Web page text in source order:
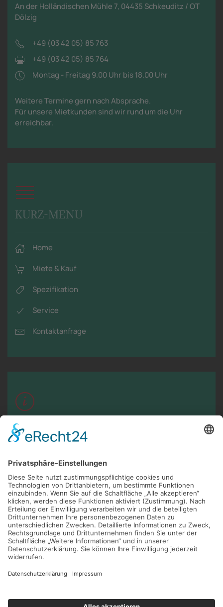
An der Holländischen Mühle 7, 04435 Schkeuditz / OT
Dölzig
+49 (03 42 05) 85 763
+49 (03 42 05) 85 764
Montag - Freitag 9.00 Uhr bis 18.00 Uhr
Weitere Termine gern nach Absprache.
Für unsere Mietkunden sind wir rund um die Uhr
erreichbar.
KURZ-MENU
Home
Miete & Kauf
Spezifikation
Service
Kontaktanfrage
RECHTLICHES
Datenschutzerklärung
Cookie-Settings
©YC 2025
Route (google)